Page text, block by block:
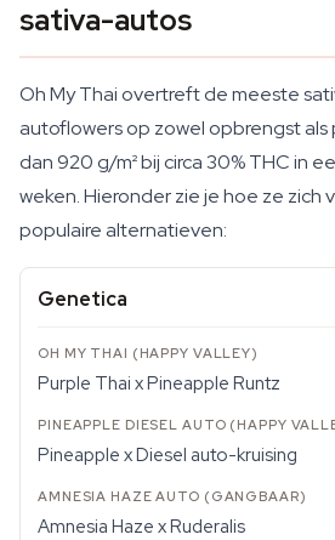
sativa-autos
Oh My Thai overtreft de meeste
autoflowers op zowel opbrengst
dan 920 g/m² bij circa 30% THC in
weken. Hieronder zie je hoe ze
populaire alternatieven:
Genetica
Purple Thai x Pineapple Runtz
Pineapple x Diesel auto-kruising
Amnesia Haze x Ruderalis